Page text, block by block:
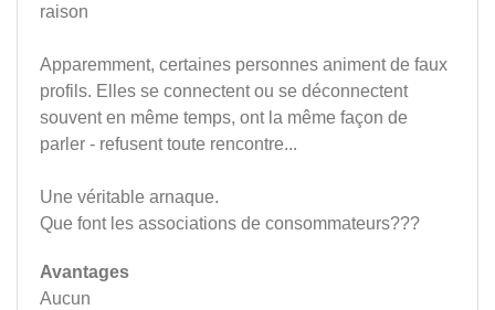
raison
Apparemment, certaines personnes animent de faux
profils. Elles se connectent ou se déconnectent
souvent en même temps, ont la même façon de
parler - refusent toute rencontre...
Une véritable arnaque.
Que font les associations de consommateurs???
Avantages
Aucun